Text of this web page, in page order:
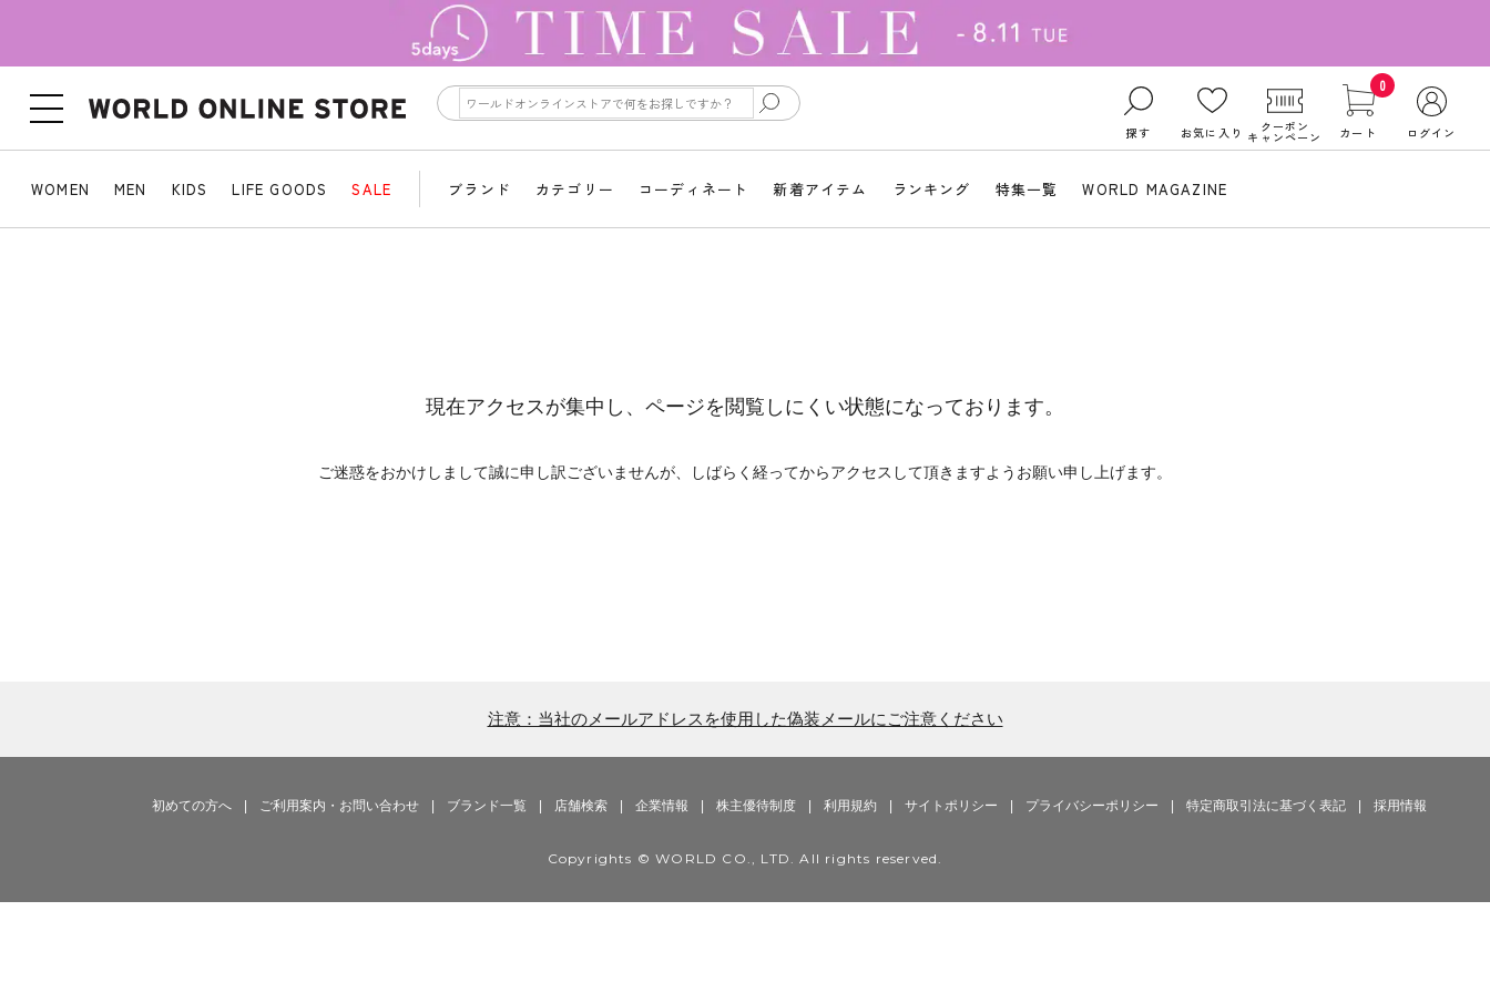
探す お気に入り クーポン
キャンペーン
0
カート ログイン
WOMEN MEN KIDS LIFE GOODS SALE ブランド カテゴリー コーディネート 新着アイテム ランキング 特集一覧 WORLD MAGAZINE
現在アクセスが集中し、ページを閲覧しにくい状態になっております。
ご迷惑をおかけしまして誠に申し訳ございませんが、しばらく経ってからアクセスして頂きますようお願い申し上げます。
注意：当社のメールアドレスを使用した偽装メールにご注意ください
初めての方へ ご利用案内・お問い合わせ ブランド一覧 店舗検索 企業情報 株主優待制度 利用規約 サイトポリシー プライバシーポリシー 特定商取引法に基づく表記 採用情報
Copyrights © WORLD CO., LTD. All rights reserved.